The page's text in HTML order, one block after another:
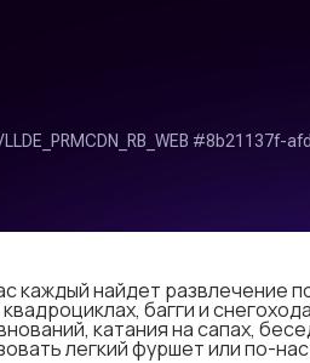
каждый найдет развлечение
квадроциклах, багги и
катания на сапах,
легкий фуршет или по-